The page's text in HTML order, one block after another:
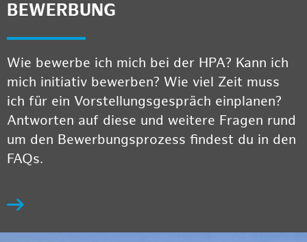
BEWERBUNG
Wie bewerbe ich mich bei der HPA? Kann ich
mich initiativ bewerben? Wie viel Zeit muss
ich für ein Vorstellungsgespräch einplanen?
Antworten auf diese und weitere Fragen rund
um den Bewerbungsprozess findest du in den
FAQs.